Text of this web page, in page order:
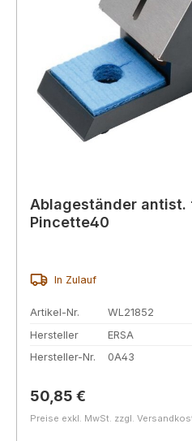
Ablageständer antist.
Pincette40
In Zulauf
Artikel-Nr.
WL21852
Hersteller
ERSA
Hersteller-Nr.
0A43
Regulärer Preis:
50,85 €
Preise exkl. MwSt. zzgl.